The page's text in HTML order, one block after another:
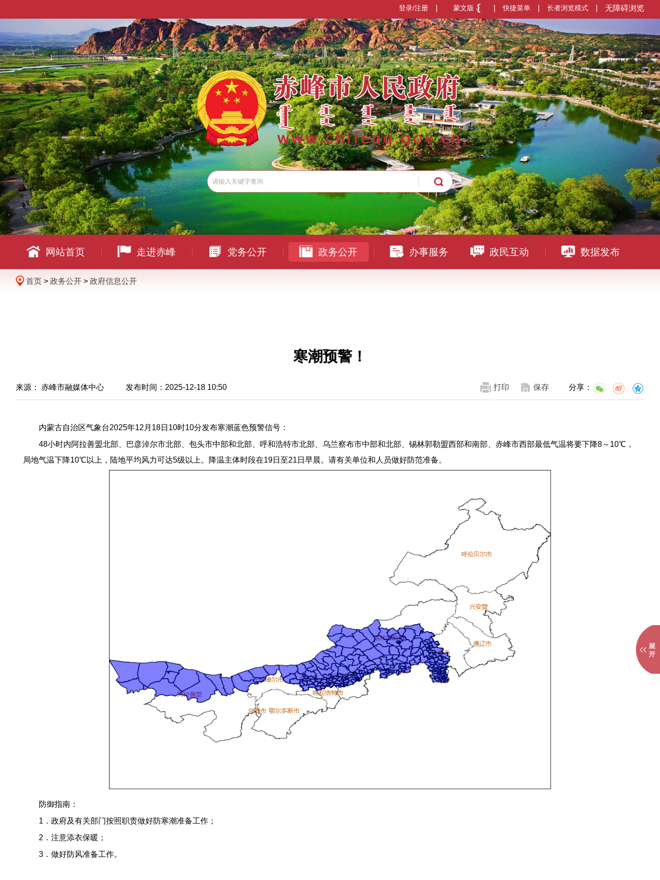
无障碍浏览
长者浏览模式
快捷菜单
蒙文版
登录/注册
网站首页 走进赤峰 党务公开 政务公开 办事服务 政民互动 数据发布
首页 > 政务公开 > 政府信息公开
寒潮预警！
来源： 赤峰市融媒体中心 发布时间：2025-12-18 10:50 打印 保存 分享：
内蒙古自治区气象台2025年12月18日10时10分发布寒潮蓝色预警信号：
48小时内阿拉善盟北部、巴彦淖尔市北部、包头市中部和北部、呼和浩特市北部、乌兰察布市中部和北部、锡林郭勒盟西部和南部、赤峰市西部最低气温将要下降8～10℃，
局地气温下降10℃以上，陆地平均风力可达5级以上。降温主体时段在19日至21日早晨。请有关单位和人员做好防范准备。
防御指南：
1．政府及有关部门按照职责做好防寒潮准备工作；
2．注意添衣保暖；
3．做好防风准备工作。